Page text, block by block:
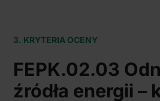
3. KRYTERIA OCENY
FEPK.02.03
źródła energii –